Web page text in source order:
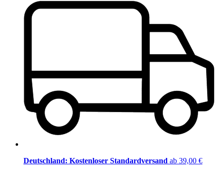
Deutschland: Kostenloser Standardversand ab 39,00 €